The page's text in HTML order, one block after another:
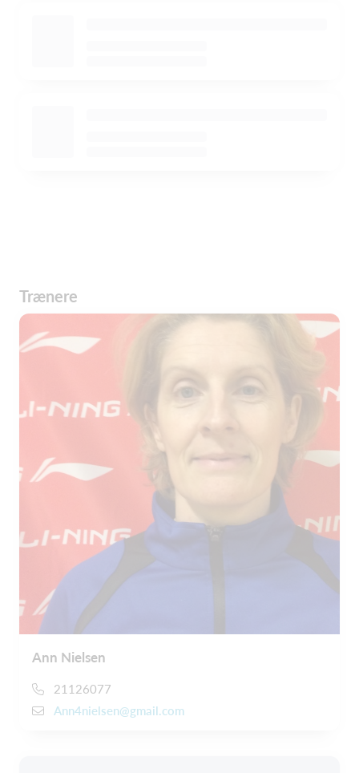
Trænere
Ann Nielsen
21126077
Ann4nielsen@gmail.com